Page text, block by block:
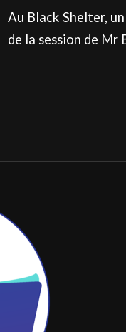
Au Black Shelter,
de la session de Mr